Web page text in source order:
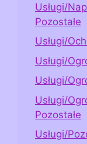
Usługi/
Pozostałe
Usługi/
Usługi/
Usługi/
Usługi/
Pozostałe
Usługi/